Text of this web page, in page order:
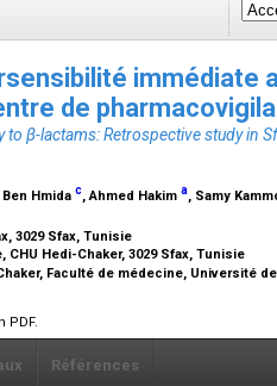
immédiate
de
β-lactams: Retrospective study in
Hmida c, Ahmed Hakim a, Samy
3029 Sfax, Tunisie
Hedi-Chaker, 3029 Sfax, Tunisie
Faculté de médecine, Université
PDF.
Références